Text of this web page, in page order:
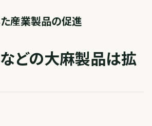
産業製品の促進
どの大麻製品は拡